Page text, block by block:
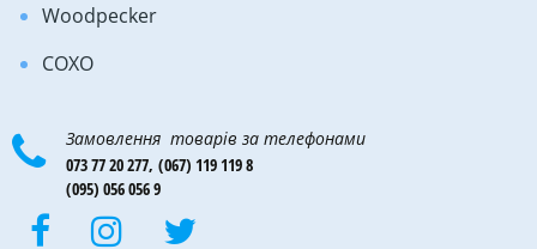
Woodpecker
COXO
Замовлення товарів за телефонами
073 77 20 277, (067) 119 119 8
(095) 056 056 9